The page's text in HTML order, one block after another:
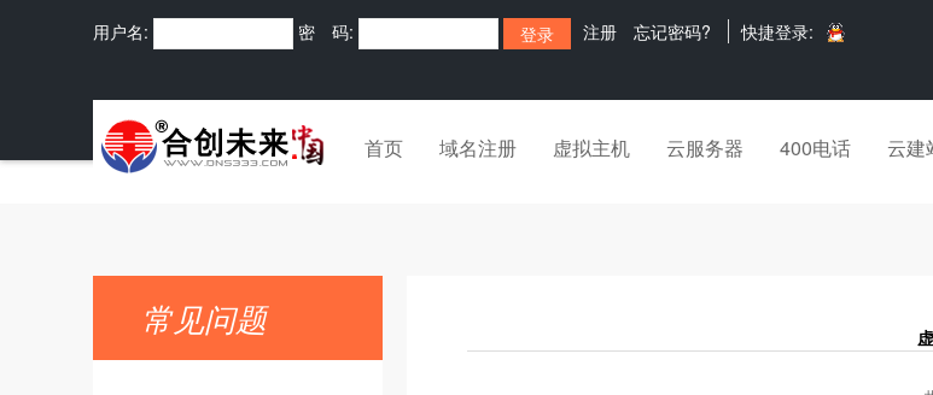
用户名: 密 码: 注册 忘记密码? 快捷登录:
首页 域名注册 虚拟主机 云服务器 400电话 云建
常见问题